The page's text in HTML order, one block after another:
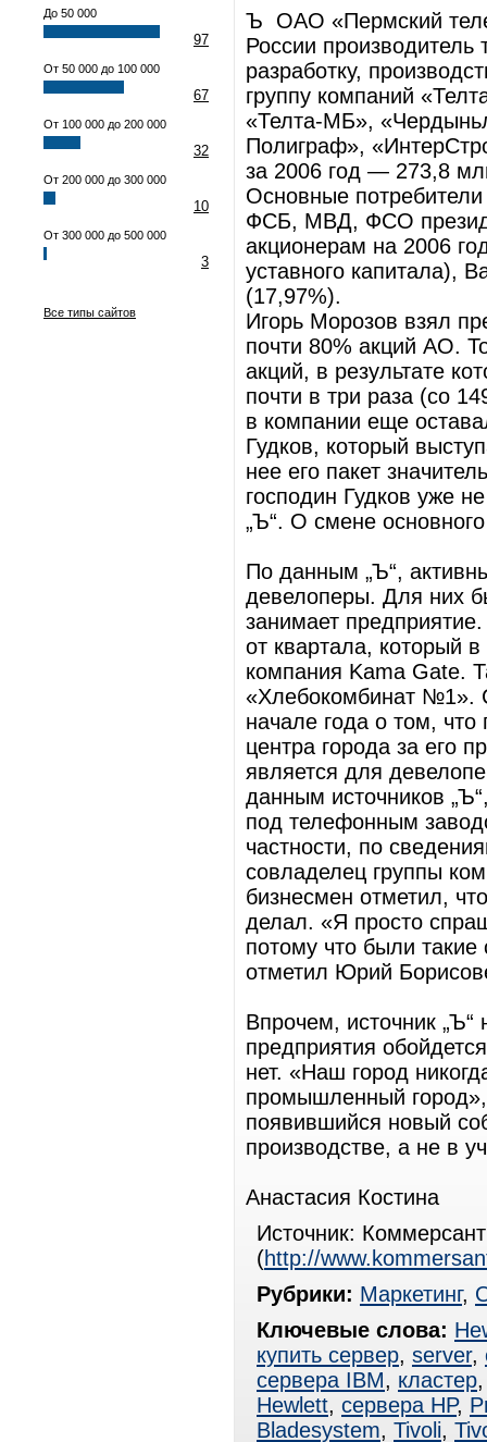
До 50 000
97
От 50 000 до 100 000
67
От 100 000 до 200 000
32
От 200 000 до 300 000
10
От 300 000 до 500 000
3
Все типы сайтов
Ъ ОАО «Пермский
России производитель
разработку,
группу компаний
«Телта-МБ»,
Полиграф»,
за 2006 год — 273,8
Основные
ФСБ, МВД, ФСО
акционерам на 2006
уставного капитала),
(17,97%).
Игорь Морозов взял
почти 80% акций АО.
акций, в результате
почти в три раза (со
в компании еще
Гудков, который
нее его пакет
господин Гудков уже
„Ъ“. О смене
По данным „Ъ“,
девелоперы. Для них
занимает
от квартала, который
компания Kama Gate.
«Хлебокомбинат №1».
начале года о том, что
центра города за его
является для
данным источников
под телефонным
частности, по
совладелец группы
бизнесмен отметил,
делал. «Я просто
потому что были
отметил Юрий
Впрочем, источник „Ъ“
предприятия
нет. «Наш город
промышленный
появившийся новый
производстве, а не в
Анастасия Костина
Источник:
(http://
Рубрики: Маркетинг,
Ключевые слова:
купить сервер, server,
сервера IBM, кластер
Hewlett, сервера HP,
Bladesystem, Tivoli,